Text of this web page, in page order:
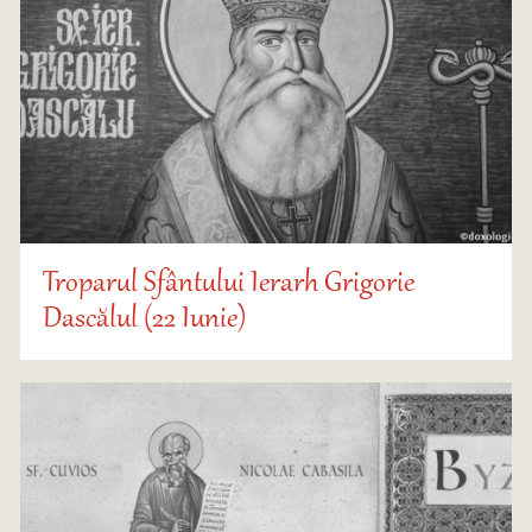
Troparul Sfântului Ierarh Grigorie
Dascălul (22 Iunie)